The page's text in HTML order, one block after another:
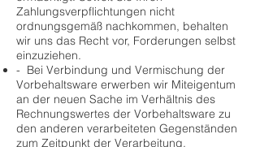
Zahlungsverpflichtungen nicht
ordnungsgemäß nachkommen, behalten
wir uns das Recht vor, Forderungen selbst
einzuziehen.
- Bei Verbindung und Vermischung der
Vorbehaltsware erwerben wir Miteigentum
an der neuen Sache im Verhältnis des
Rechnungswertes der Vorbehaltsware zu
den anderen verarbeiteten Gegenständen
zum Zeitpunkt der Verarbeitung.